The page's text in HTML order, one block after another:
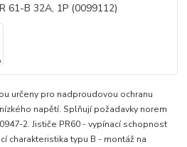
určeny pro nadproudovou ochranu
napětí. Splňují požadavky norem
2. Jističe PR60 - vypínací schopnost
charakteristika typu B - montáž na